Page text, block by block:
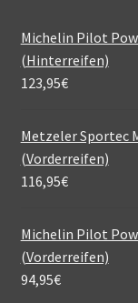
Michelin Pilot
(Hinterreifen)
123,95€
Metzeler Sportec
(Vorderreifen)
116,95€
Michelin Pilot
(Vorderreifen)
94,95€